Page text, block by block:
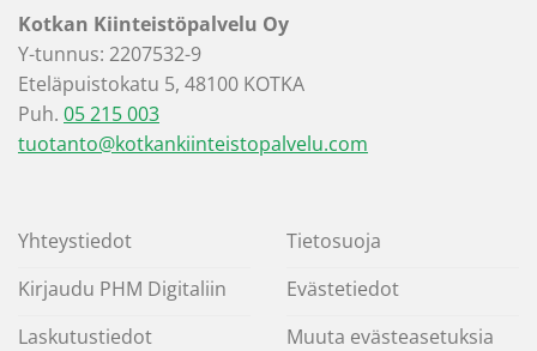
Kotkan Kiinteistöpalvelu Oy
Y-tunnus: 2207532-9
Eteläpuistokatu 5, 48100 KOTKA
Puh. 05 215 003
tuotanto@kotkankiinteistopalvelu.com
Yhteystiedot
Kirjaudu PHM Digitaliin
Laskutustiedot
Tietosuoja
Evästetiedot
Muuta evästeasetuksia